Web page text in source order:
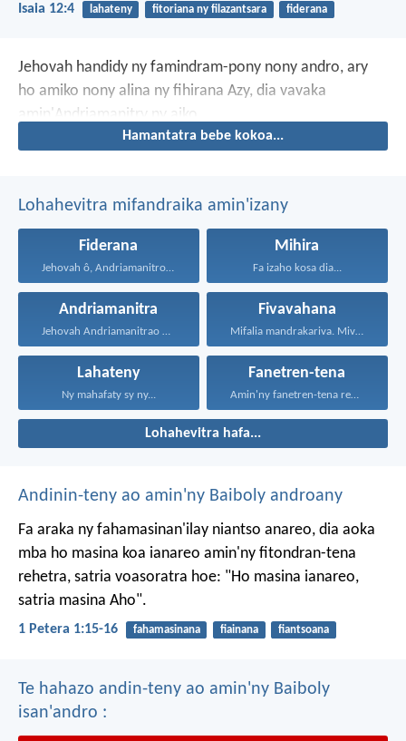
Isaia 12:4 lahateny fitoriana ny filazantsara fiderana
Jehovah handidy ny famindram-pony nony andro, ary
ho amiko nony alina ny fihirana Azy, dia vavaka
amin'Andriamanitry ny aiko.
Hamantatra bebe kokoa...
Lohahevitra mifandraika amin'izany
Fiderana
Jehovah ô, Andriamanitro Hianao...
Mihira
Fa izaho kosa dia...
Andriamanitra
Jehovah Andriamanitrao no ao...
Fivavahana
Mifalia mandrakariva. Mivavaha, ka...
Lahateny
Ny mahafaty sy ny...
Fanetren-tena
Amin'ny fanetren-tena rehetra sy...
Lohahevitra hafa...
Andinin-teny ao amin'ny Baiboly androany
Fa araka ny fahamasinan'ilay niantso anareo, dia aoka
mba ho masina koa ianareo amin'ny fitondran-tena
rehetra, satria voasoratra hoe: "Ho masina ianareo,
satria masina Aho".
1 Petera 1:15-16 fahamasinana fiainana fiantsoana
Te hahazo andin-teny ao amin'ny Baiboly
isan'andro :